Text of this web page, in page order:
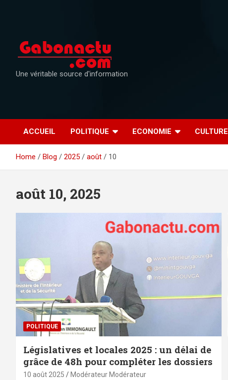
Une véritable source d'information
ACCUEIL POLITIQUE ECONOMIE CULTURE
Home Blog 2025 août 10
août 10, 2025
POLITIQUE
Législatives et locales 2025 : un délai de
grâce de 48h pour compléter les dossiers
10 août 2025 Modérateur Modérateur